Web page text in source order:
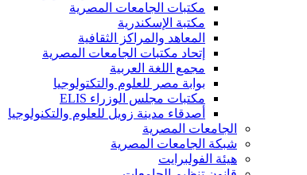
مكتبات الجامعات المصرية
مكتبة الإسكندرية
المعاهد والمراكز الثقافية
إتحاد مكتبات الجامعات المصرية
مجمع اللغة العربية
بوابة مصر للعلوم والتكتولوجيا
مكتبات مجلس الوزراء ELIS
أصدقاء مدينة زويل للعلوم والتكنولوجيا
الجامعات المصرية
شبكة الجامعات المصرية
هيئة الفولبرايت